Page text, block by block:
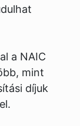
a NAIC
mint
díjuk